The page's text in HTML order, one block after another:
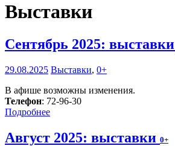
Выставки
Сентябрь 2025: выставки
29.08.2025 Выставки, 0+
В афише возможны изменения.
Телефон: 72-96-30
Подробнее
Август 2025: выставки 0+